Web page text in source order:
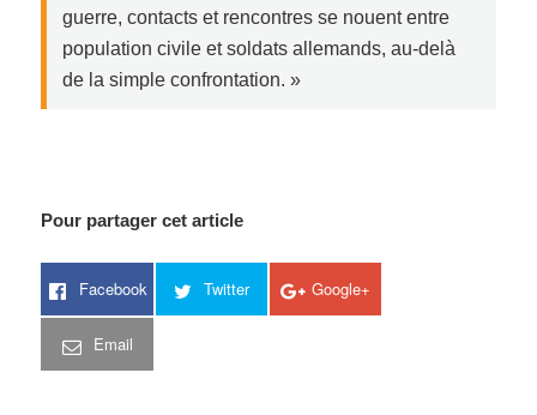
guerre, contacts et rencontres se nouent entre
population civile et soldats allemands, au-delà
de la simple confrontation. »
Pour partager cet article
Facebook Twitter Google+
Email